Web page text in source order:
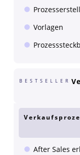
Vorlagen
BESTSELLER
After Sales